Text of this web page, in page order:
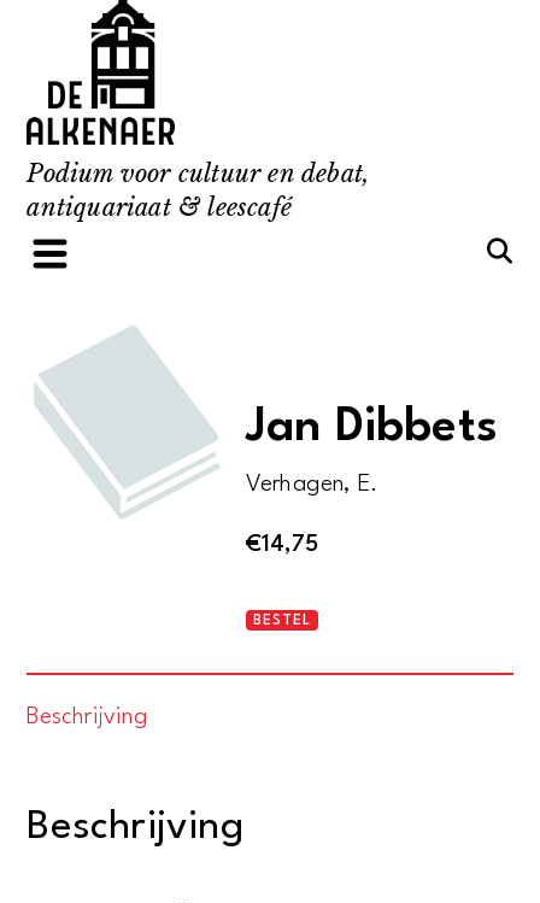
content
Podium voor cultuur en debat,
antiquariaat & leescafé
Jan Dibbets
Verhagen, E.
€14,75
Jan
BESTEL
Beschrijving
Beschrijving